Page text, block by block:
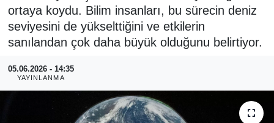
ortaya koydu. Bilim insanları, bu sürecin deniz
seviyesini de yükselttiğini ve etkilerin
sanılandan çok daha büyük olduğunu belirtiyor.
05.06.2026 - 14:35
YAYINLANMA
RESMİ REKLAM